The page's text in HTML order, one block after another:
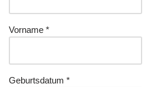
Vorname *
Geburtsdatum *